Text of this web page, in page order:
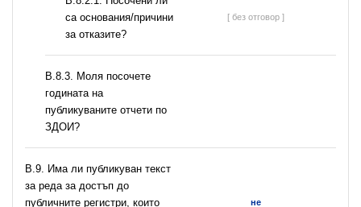
са основания/причини
за отказите?
[ без отговор ]
В.8.3. Моля посочете
годината на
публикуваните отчети по
ЗДОИ?
В.9. Има ли публикуван текст
за реда за достъп до
публичните регистри, които
не